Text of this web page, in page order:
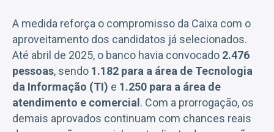
A medida reforça o compromisso da Caixa com o
aproveitamento dos candidatos já selecionados.
Até abril de 2025, o banco havia convocado 2.476
pessoas, sendo 1.182 para a área de Tecnologia
da Informação (TI) e 1.250 para a área de
atendimento e comercial . Com a prorrogação, os
demais aprovados continuam com chances reais